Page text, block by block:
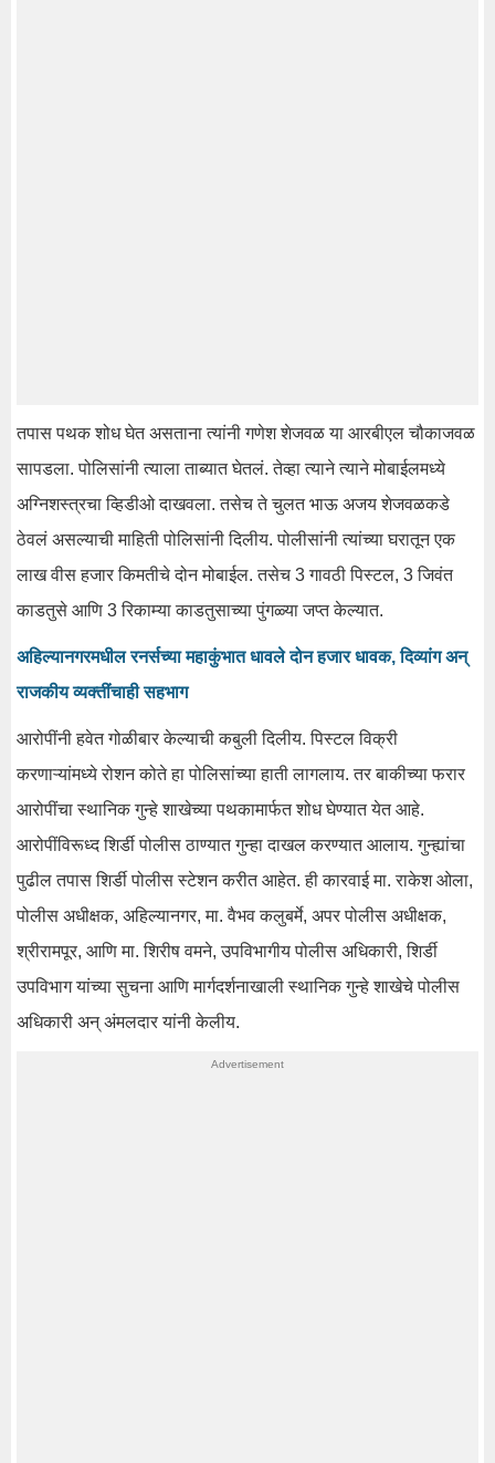
तपास पथक शोध घेत असताना त्यांनी गणेश शेजवळ या आरबीएल चौकाजवळ
सापडला. पोलिसांनी त्याला ताब्यात घेतलं. तेव्हा त्याने त्याने मोबाईलमध्ये
अग्निशस्त्रचा व्हिडीओ दाखवला. तसेच ते चुलत भाऊ अजय शेजवळकडे
ठेवलं असल्याची माहिती पोलिसांनी दिलीय. पोलीसांनी त्यांच्या घरातून एक
लाख वीस हजार किमतीचे दोन मोबाईल. तसेच 3 गावठी पिस्टल, 3 जिवंत
काडतुसे आणि 3 रिकाम्या काडतुसाच्या पुंगळ्या जप्त केल्यात.
अहिल्यानगरमधील रनर्सच्या महाकुंभात धावले दोन हजार धावक, दिव्यांग अन्
राजकीय व्यक्तींचाही सहभाग
आरोपींनी हवेत गोळीबार केल्याची कबुली दिलीय. पिस्टल विक्री
करणाऱ्यांमध्ये रोशन कोते हा पोलिसांच्या हाती लागलाय. तर बाकीच्या फरार
आरोपींचा स्थानिक गुन्हे शाखेच्या पथकामार्फत शोध घेण्यात येत आहे.
आरोपींविरूध्द शिर्डी पोलीस ठाण्यात गुन्हा दाखल करण्यात आलाय. गुन्ह्यांचा
पुढील तपास शिर्डी पोलीस स्टेशन करीत आहेत. ही कारवाई मा. राकेश ओला,
पोलीस अधीक्षक, अहिल्यानगर, मा. वैभव कलुबर्मे, अपर पोलीस अधीक्षक,
श्रीरामपूर, आणि मा. शिरीष वमने, उपविभागीय पोलीस अधिकारी, शिर्डी
उपविभाग यांच्या सुचना आणि मार्गदर्शनाखाली स्थानिक गुन्हे शाखेचे पोलीस
अधिकारी अन् अंमलदार यांनी केलीय.